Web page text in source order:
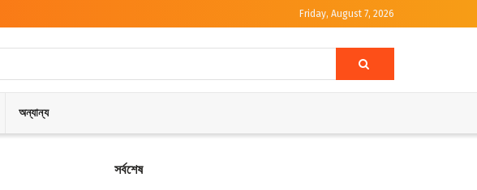
Friday, August 7, 2026
অন্যান্য
সর্বশেষ